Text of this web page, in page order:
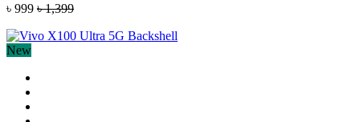
৳ 999 ৳ 1,399
New